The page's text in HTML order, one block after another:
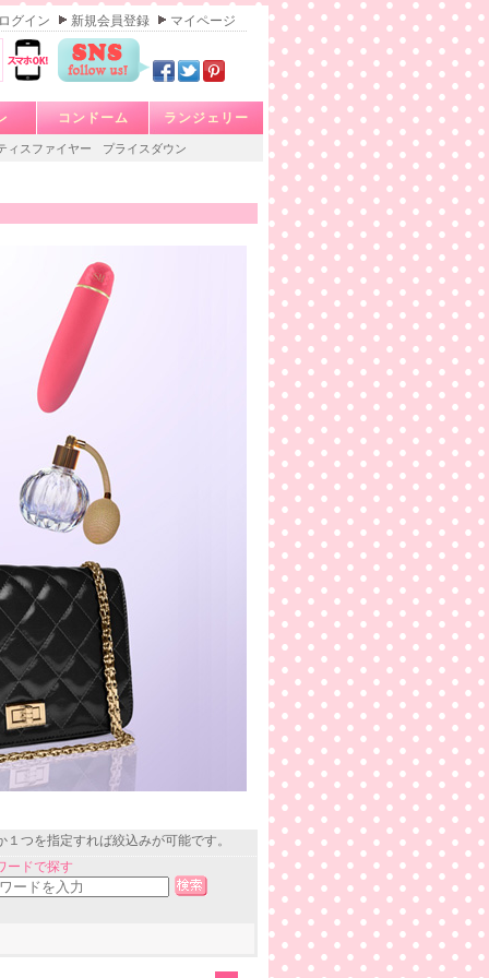
グイン 新規会員登録 マイページ
コンドーム ランジェリー
ィスファイヤー プライスダウン
つを指定すれば絞込みが可能です。
ードで探す